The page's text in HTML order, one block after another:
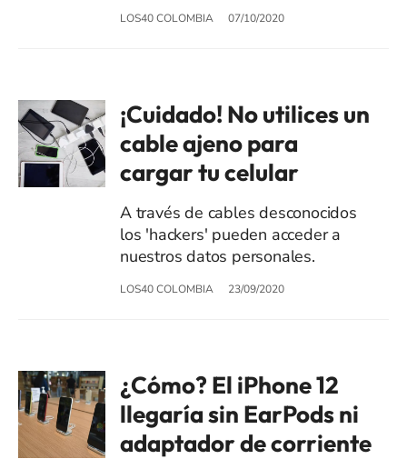
LOS40 COLOMBIA 07/10/2020
¡Cuidado! No utilices un
cable ajeno para
cargar tu celular
A través de cables desconocidos
los 'hackers' pueden acceder a
nuestros datos personales.
LOS40 COLOMBIA 23/09/2020
¿Cómo? El iPhone 12
llegaría sin EarPods ni
adaptador de corriente